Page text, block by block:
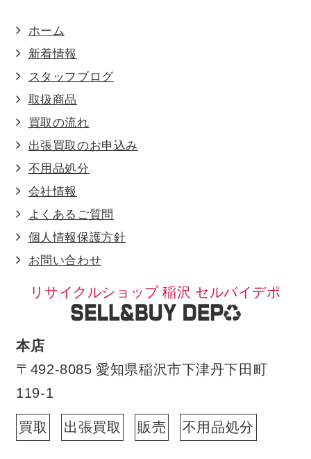
ホーム
新着情報
スタッフブログ
取扱商品
買取の流れ
出張買取のお申込み
不用品処分
会社情報
よくあるご質問
個人情報保護方針
お問い合わせ
リサイクルショップ 稲沢 セルバイデポ
本店
〒492-8085 愛知県稲沢市下津丹下田町
119-1
買取 出張買取 販売 不用品処分